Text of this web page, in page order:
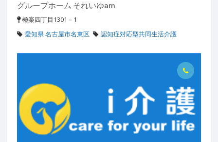
グループホーム それいゆam
極楽四丁目1301－1
愛知県 名古屋市名東区
認知症対応型共同生活介護